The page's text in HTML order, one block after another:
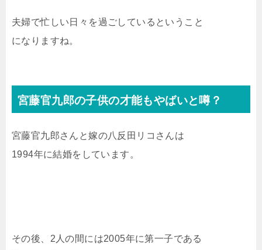
夫婦で忙しい日々を過ごしているということ
になりますね。
宮藤官九郎の子供の才能もやばいと噂？
宮藤官九郎さんと嫁の八反田リコさんは
1994年に結婚をしています。
その後、2人の間には2005年に第一子である